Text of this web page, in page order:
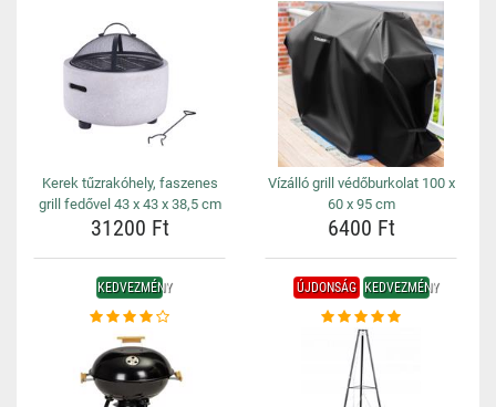
Kerek tűzrakóhely, faszenes
grill fedővel 43 x 43 x 38,5 cm
31200 Ft
Vízálló grill védőburkolat 100 x
60 x 95 cm
6400 Ft
KEDVEZMÉNY ÚJDONSÁG KEDVEZMÉNY